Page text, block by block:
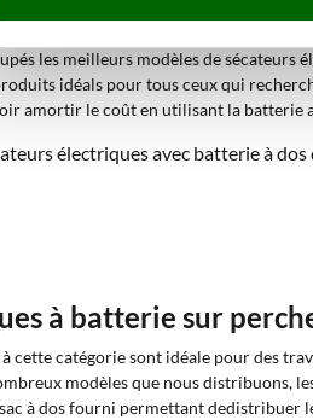
avec batterie à dos
les meilleurs modèles de
idéals pour tous ceux qui
amortir le coût en utilisant la batterie
électriques avec batterie à
à batterie sur
cette catégorie sont idéale pour des
modèles que nous distribuons,
à dos fourni permettant